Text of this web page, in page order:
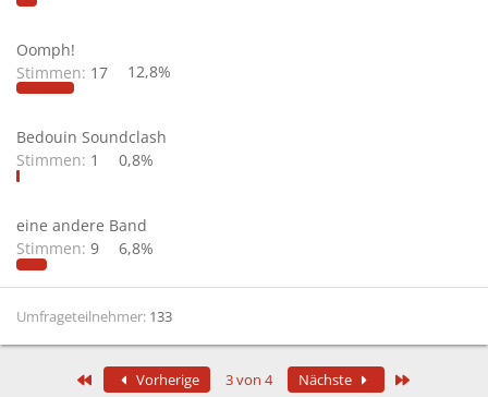
Oomph!
Stimmen: 17 12,8%
Bedouin Soundclash
Stimmen: 1 0,8%
eine andere Band
Stimmen: 9 6,8%
Umfrageteilnehmer 133
Erste Vorherige 3 von 4 Nächste